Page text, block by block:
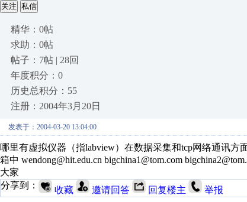
关注 私信
精华：0帖
求助：0帖
帖子：7帖 | 28回
年度积分：0
历史总积分：55
注册：2004年3月20日
发表于：2004-03-20 13:04:00
哪里有虚拟仪器（指labview）在数据采集和tcp网络通讯
箱中 wendong@hit.edu.cn bigchina1@tom.com
大家
分享到：
收藏 邀请回答 回复楼主 举报